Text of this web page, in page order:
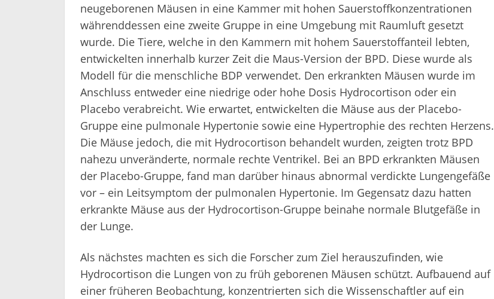
neugeborenen Mäusen in eine Kammer mit hohen Sauerstoffkonzentrationen
währenddessen eine zweite Gruppe in eine Umgebung mit Raumluft gesetzt
wurde. Die Tiere, welche in den Kammern mit hohem Sauerstoffanteil lebten,
entwickelten innerhalb kurzer Zeit die Maus-Version der BPD. Diese wurde als
Modell für die menschliche BDP verwendet. Den erkrankten Mäusen wurde im
Anschluss entweder eine niedrige oder hohe Dosis Hydrocortison oder ein
Placebo verabreicht. Wie erwartet, entwickelten die Mäuse aus der Placebo-
Gruppe eine pulmonale Hypertonie sowie eine Hypertrophie des rechten Herzens.
Die Mäuse jedoch, die mit Hydrocortison behandelt wurden, zeigten trotz BPD
nahezu unveränderte, normale rechte Ventrikel. Bei an BPD erkrankten Mäusen
der Placebo-Gruppe, fand man darüber hinaus abnormal verdickte Lungengefäße
vor – ein Leitsymptom der pulmonalen Hypertonie. Im Gegensatz dazu hatten
erkrankte Mäuse aus der Hydrocortison-Gruppe beinahe normale Blutgefäße in
der Lunge.
Als nächstes machten es sich die Forscher zum Ziel herauszufinden, wie
Hydrocortison die Lungen von zu früh geborenen Mäusen schützt. Aufbauend auf
einer früheren Beobachtung, konzentrierten sich die Wissenschaftler auf ein